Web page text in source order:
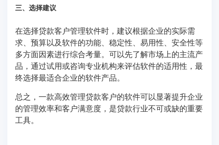
三、选择建议
在选择贷款客户管理软件时，建议根据企业的实际需
求、预算以及软件的功能、稳定性、易用性、安全性等
多方面因素进行综合考量。可以先了解市场上的主流产
品，通过试用或咨询专业机构来评估软件的适用性，最
终选择最适合企业的软件产品。
总之，一款高效管理贷款客户的软件可以显著提升企业
的管理效率和客户满意度，是贷款行业不可或缺的重要
工具。